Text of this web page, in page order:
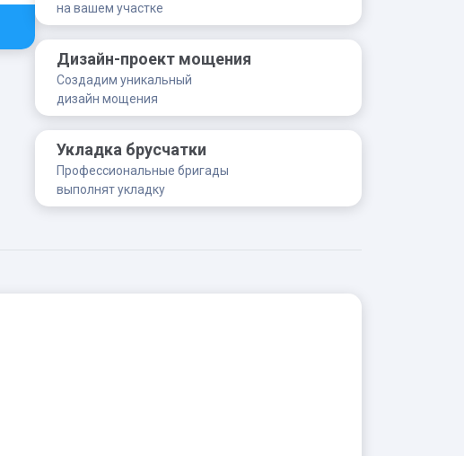
на вашем участке
Дизайн-проект мощения
Создадим уникальный
дизайн мощения
Укладка брусчатки
Профессиональные бригады
выполнят укладку